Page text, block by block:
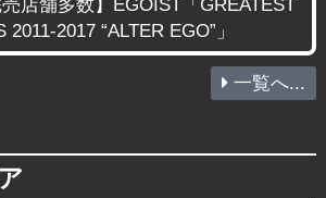
売店舗多数】EGOIST「GREATEST
2011-2017 “ALTER EGO”」
一覧へ...